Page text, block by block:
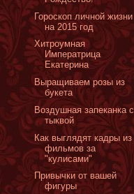
Гороскоп личной жизни
на 2015 год
Хитроумная
Императрица
Екатерина
Выращиваем розы из
букета
Воздушная запеканка с
тыквой
Как выглядят кадры из
фильмов за
"кулисами"
Привычки от вашей
фигуры